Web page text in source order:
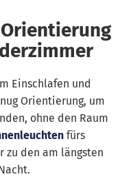
Einschlafen und
Orientierung, um
ohne den Raum
fürs
zu den am längsten